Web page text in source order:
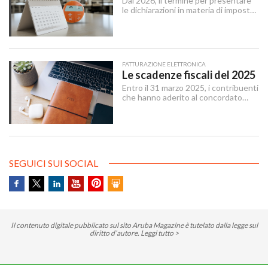
le dichiarazioni in materia di imposte
le stesse si riferiscono.
FATTURAZIONE ELETTRONICA
Le scadenze fiscali del 2025
Entro il 31 marzo 2025, i contribuenti
che hanno aderito al concordato
anni 2018-2022, versando
dell’IRAP.
SEGUICI SUI SOCIAL
Il contenuto digitale pubblicato sul sito Aruba Magazine è tutelato dalla legge sul
diritto d’autore. Leggi tutto >